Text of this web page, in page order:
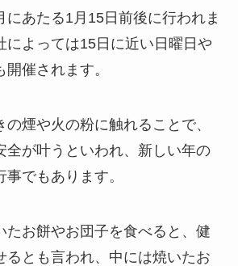
にあたる1月15日前後に行われま
によっては15日に近い日曜日や
催されます。
の煙や火の粉に触れることで、
全が叶うといわれ、新しい年の
でもあります。
たお餅やお団子を食べると、健
るとも言われ、中には焼いたお